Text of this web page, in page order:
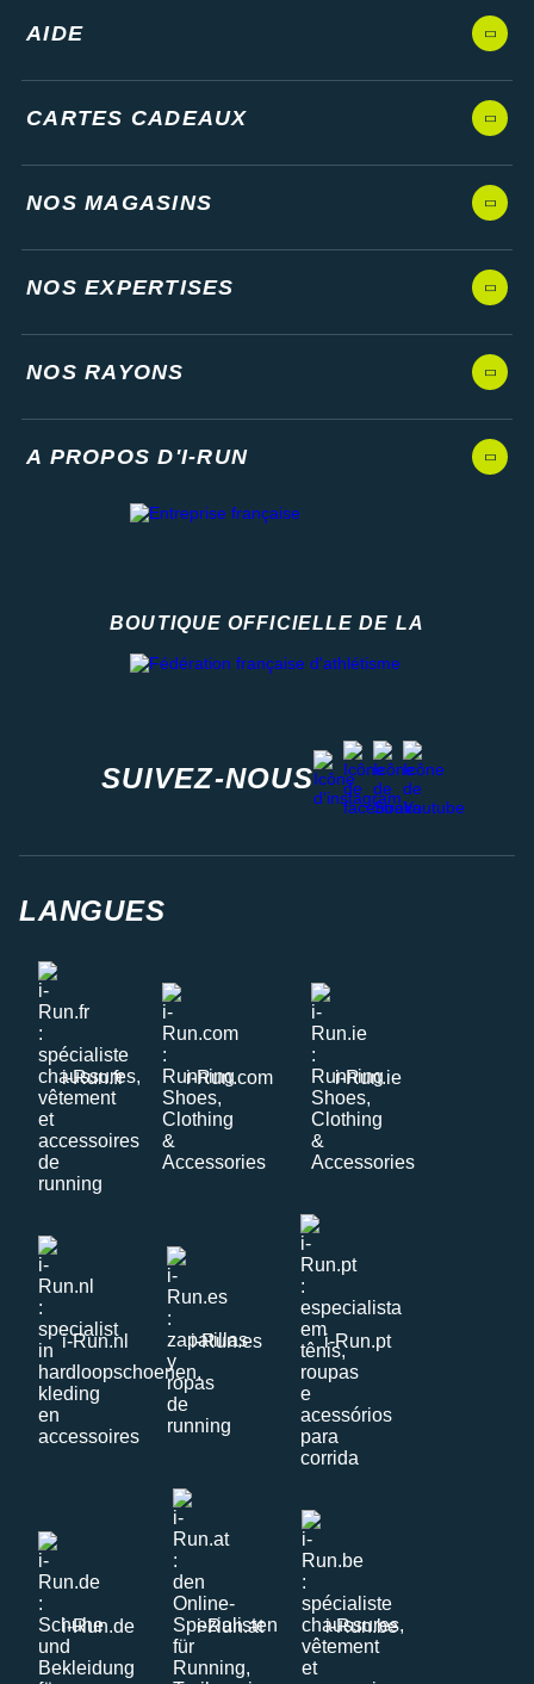
AIDE
CARTES CADEAUX
NOS MAGASINS
NOS EXPERTISES
NOS RAYONS
A PROPOS D'I-RUN
BOUTIQUE OFFICIELLE DE LA
SUIVEZ-NOUS
instagram
facebook
stravayoutube
LANGUES
i-Run.fr i-Run.com i-Run.ie
i-Run.nl i-Run.es i-Run.pt
i-Run.de i-Run.at i-Run.be